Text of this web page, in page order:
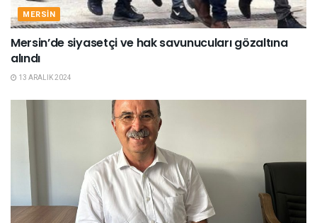
MERSIN
Mersin’de siyasetçi ve hak savunucuları gözaltına
alındı
13 ARALIK 2024